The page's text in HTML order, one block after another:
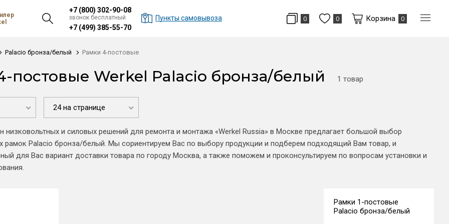
+7 (800) 302-90-08
звонок бесплатный
+7 (499) 385-55-70
Пункты самовывоза 0 0 Корзина 0
Palacio бронза/белый Рамки 4-постовые
постовые Werkel Palacio бронза/белый 1 товар
24 на странице
низковольтных и силовых решений для ремонта и монтажа «Werkel Russia» в Москве предлагает большой выбор
рамок Palacio бронза/белый. Мы сориентируем Вас по выбору продукции и подберем подходящий Вам товар, и
для Вас вариант доставки товара по городу Москва, а также поможем и проконсультируем по вопросам установки и
Рамки 1-постовые
Palacio бронза/белый